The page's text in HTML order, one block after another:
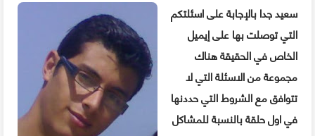
سعيد جدا بالإجابة على اسئلتكم
التي توصلت بها على إيميل
الخاص في الحقيقة هناك
مجموعة من الاسئلة التي لا
تتوافق مع الشروط التي حددنها
في اول حلقة بالنسبة للمشاكل